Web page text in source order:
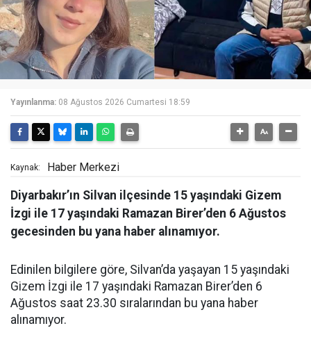
Yayınlanma: 08 Ağustos 2026 Cumartesi 18:59
Kaynak: Haber Merkezi
Diyarbakır’ın Silvan ilçesinde 15 yaşındaki Gizem
İzgi ile 17 yaşındaki Ramazan Birer’den 6 Ağustos
gecesinden bu yana haber alınamıyor.
Edinilen bilgilere göre, Silvan’da yaşayan 15 yaşındaki
Gizem İzgi ile 17 yaşındaki Ramazan Birer’den 6
Ağustos saat 23.30 sıralarından bu yana haber
alınamıyor.